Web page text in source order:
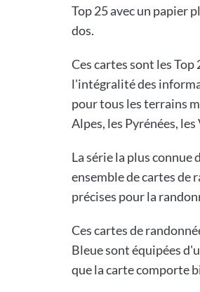
Top 25 avec un papier
dos.
Ces cartes sont les
l'intégralité des
pour tous les terrains
Alpes, les Pyrénées, les
La série la plus connue
ensemble de cartes de
précises pour la
Ces cartes de
Bleue sont équipées
que la carte comporte